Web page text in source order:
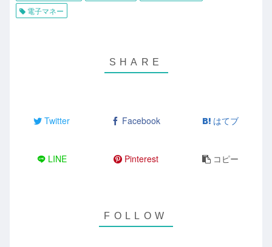
電子マネー
Twitter Facebook はてブ
LINE Pinterest コピー